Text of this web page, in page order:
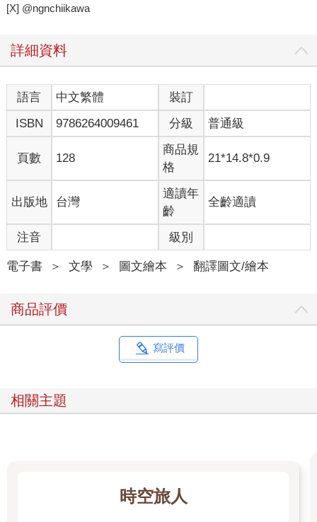
[X] @ngnchiikawa
詳細資料
語言 中文繁體
裝訂
ISBN
9786264009461 分級 普通級
頁數 128
商品規
格
21*14.8*0.9
出版地 台灣
適讀年
齡
全齡適讀
注音 級別
電子書 ＞ 文學 ＞ 圖文繪本 ＞ 翻譯圖文/繪本
商品評價
寫評價
相關主題
時空旅人